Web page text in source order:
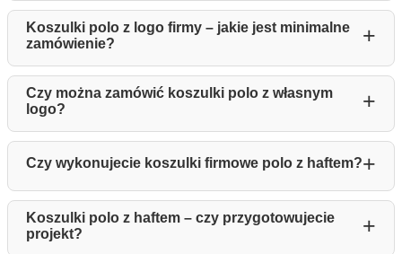
Koszulki polo z logo firmy – jakie jest minimalne
zamówienie?
Czy można zamówić koszulki polo z własnym
logo?
Czy wykonujecie koszulki firmowe polo z haftem?
Koszulki polo z haftem – czy przygotowujecie
projekt?